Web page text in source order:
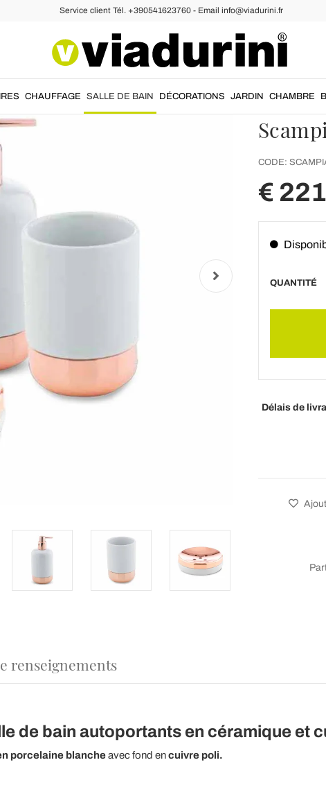
Service client Tél. +390541623760 - Email info@viadurini.fr
CHAUFFAGE SALLE DE BAIN DÉCORATIONS JARDIN CHAMBRE
sur
avec
CODE:
€
QUANTITÉ
Délais de
renseignements
de bain autoportants en céramique et
porcelaine blancheavec fond encuivre poli.